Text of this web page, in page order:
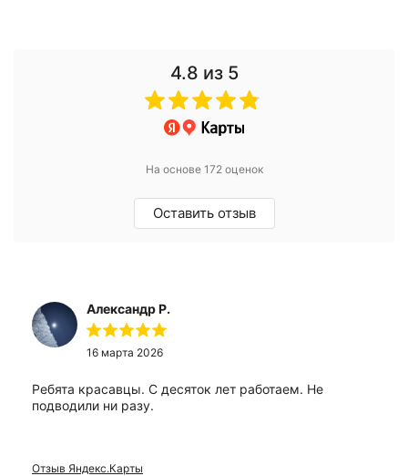
4.8 из 5
На основе 172 оценок
Оставить отзыв
Александр Р.
16 марта 2026
Ребята красавцы. С десяток лет работаем. Не
подводили ни разу.
Отзыв Яндекс.Карты